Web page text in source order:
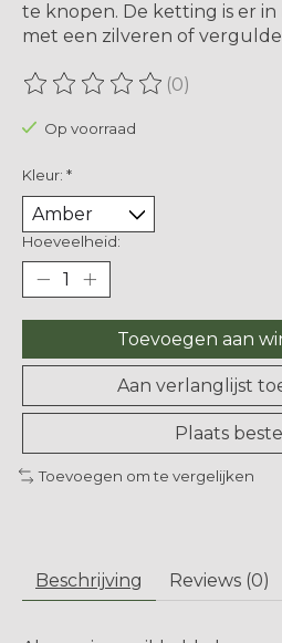
te knopen. De ketting is er
met een zilveren of
De beoordeling van dit
(0)
Op voorraad
Kleur: *
Hoeveelheid:
Toevoegen aan
Aan verlanglijst
Plaats
Toevoegen om te vergelijken
Beschrijving Reviews (0)